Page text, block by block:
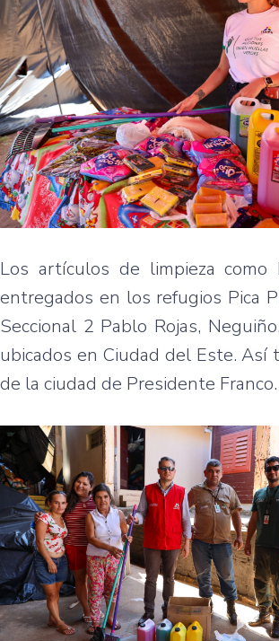
Los artículos de limpieza
entregados en los refugios Pica
Seccional 2 Pablo Rojas,
ubicados en Ciudad del Este. Así
de la ciudad de Presidente Franco.